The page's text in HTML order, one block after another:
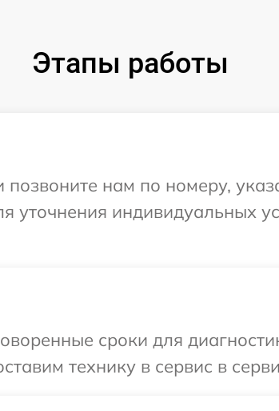
Этапы работы
нам по номеру,
уточнения индивидуальных
сроки для
технику в сервис в